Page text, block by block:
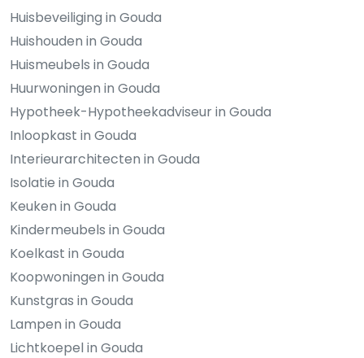
Huisbeveiliging in Gouda
Huishouden in Gouda
Huismeubels in Gouda
Huurwoningen in Gouda
Hypotheek-Hypotheekadviseur in Gouda
Inloopkast in Gouda
Interieurarchitecten in Gouda
Isolatie in Gouda
Keuken in Gouda
Kindermeubels in Gouda
Koelkast in Gouda
Koopwoningen in Gouda
Kunstgras in Gouda
Lampen in Gouda
Lichtkoepel in Gouda